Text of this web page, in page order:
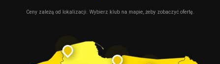
Ceny zależą od lokalizacji. Wybierz klub na mapie, żeby zobaczyć ofertę.